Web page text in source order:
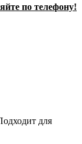
по телефону!
для